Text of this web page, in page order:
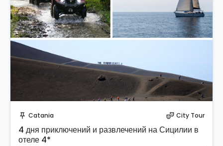
push_pin Catania theater_comedy City Tour
4 дня приключений и развлечений на Сицилии в
отеле 4*